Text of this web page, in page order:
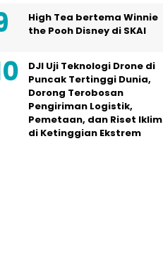
High Tea bertema Winnie
the Pooh Disney di SKAI
DJI Uji Teknologi Drone di
Puncak Tertinggi Dunia,
Dorong Terobosan
Pengiriman Logistik,
Pemetaan, dan Riset Iklim
di Ketinggian Ekstrem